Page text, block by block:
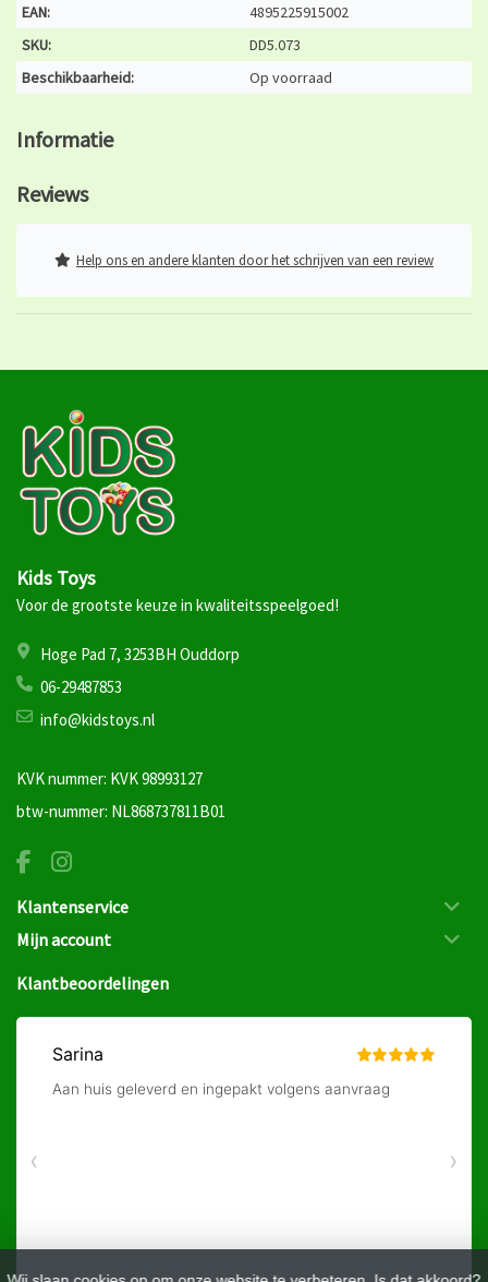
EAN:
4895225915002
SKU:
DD5.073
Beschikbaarheid:
Op voorraad
Informatie
Reviews
Help ons en andere klanten door het schrijven van een review
Kids Toys
Voor de grootste keuze in kwaliteitsspeelgoed!
Hoge Pad 7, 3253BH Ouddorp
06-29487853
info@kidstoys.nl
KVK nummer: KVK 98993127
btw-nummer: NL868737811B01
Klantenservice
Mijn account
Klantbeoordelingen